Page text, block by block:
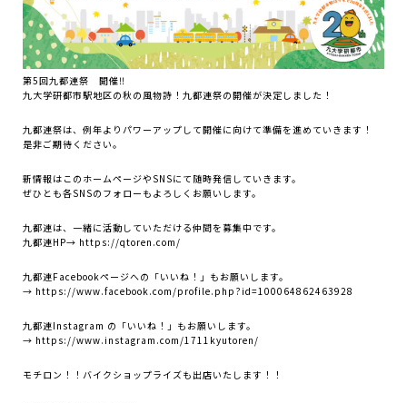
第5回九都連祭 開催‼
九大学研都市駅地区の秋の風物詩！九都連祭の開催が決定しました！
九都連祭は、例年よりパワーアップして開催に向けて準備を進めていきます！
是非ご期待ください。
新情報はこのホームページやSNSにて随時発信していきます。
ぜひとも各SNSのフォローもよろしくお願いします。
九都連は、一緒に活動していただける仲間を募集中です。
九都連HP→ https://qtoren.com/
九都連Facebookページへの「いいね！」もお願いします。
→ https://www.facebook.com/profile.php?id=100064862463928
九都連Instagram の「いいね！」もお願いします。
→ https://www.instagram.com/1711kyutoren/
モチロン！！バイクショップライズも出店いたします！！